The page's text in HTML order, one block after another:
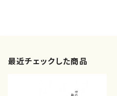
最近チェックした商品